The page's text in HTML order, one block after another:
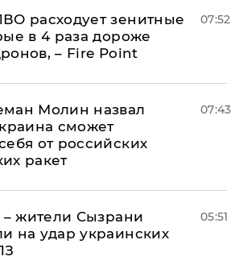
расходует зенитные
в 4 раза дороже
– Fire Point
07:52
Молин назвал
сможет
от российских
ракет
07:43
– жители Сызрани
на удар украинских
05:51